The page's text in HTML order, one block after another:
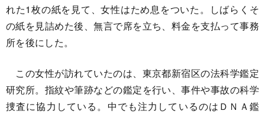
れた1枚の紙を見て、女性はため息をついた。しばらくそ
の紙を見詰めた後、無言で席を立ち、料金を支払って事務
所を後にした。
この女性が訪れていたのは、東京都新宿区の法科学鑑定
研究所。指紋や筆跡などの鑑定を行い、事件や事故の科学
捜査に協力している。中でも注力しているのはＤＮＡ鑑